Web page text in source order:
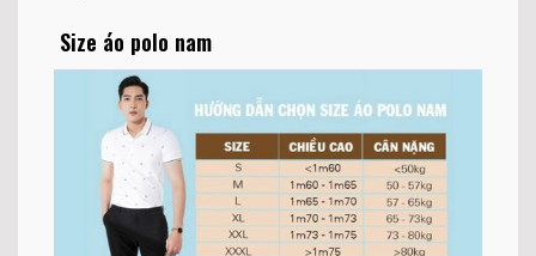
Size áo polo nam